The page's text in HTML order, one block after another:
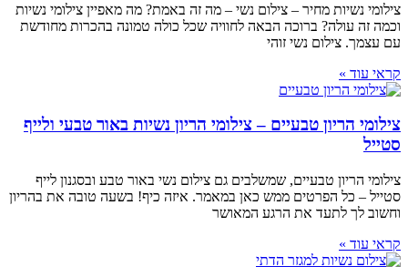
צילומי נשיות מחיר – צילום נשי – מה זה באמת? מה מאפיין צילומי נשיות
וכמה זה עולה? ברוכה הבאה לחוויה שכל כולה טמונה בהכרות מחודשת
עם עצמך. צילום נשי זוהי
קראי עוד »
צילומי הריון טבעיים – צילומי הריון נשיות באור טבעי ולייף
סטייל
צילומי הריון טבעיים, שמשלבים גם צילום נשי באור טבע ובסגנון לייף
סטייל – כל הפרטים ממש כאן במאמר. איזה כיף! בשעה טובה את בהריון
וחשוב לך לתעד את הרגע המאושר
קראי עוד »